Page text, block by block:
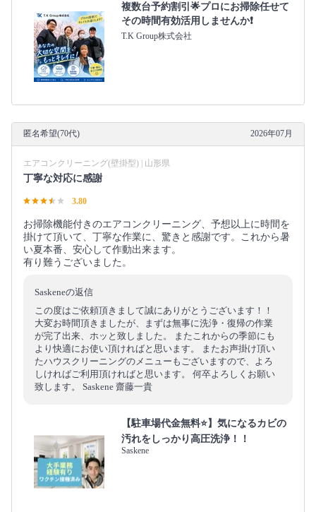
複数台予約割引🌟プロにお掃除任せて
その時間有効活用しませんか❗️
T.K Group株式会社
匿名希望(70代) 2026年07月
エアコンクリーニング(壁掛型) | 山形県
丁寧な対応に感謝
3.80
お掃除機能付きのエアコンクリーニング、予想以上に時間を
掛けて頂いて、丁寧な作業に、驚きと感謝です。これから暑
い夏本番、安心して作動出来ます。
有り難うございました。
Saskeneの返信
この度はご依頼頂きまして誠にありがとうございます！！
大変お時間頂きましたが、まずは無事に洗浄・復帰の作業
が完了出来、ホッと致しました。 またこれからの季節にも
より快適にお使い頂ければと思います。 またお声掛け頂い
たハウスクリーニングのメニューもございますので、よろ
しければご利用頂ければと思います。 何卒よろしくお願い
致します。 Saskene 齋藤一貴
【駐車場代金無料⭐️】気になるカビの
汚れをしっかり高圧洗浄！！
Saskene